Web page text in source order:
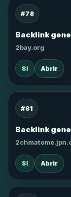
#78
Backlink
2bay.org
SI Abrir
#81
Backlink
SI Abrir